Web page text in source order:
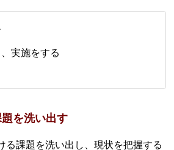
実施をする
題を洗い出す
る課題を洗い出し、現状を把握する